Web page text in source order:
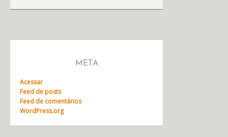
META
Acessar
Feed de posts
Feed de comentários
WordPress.org